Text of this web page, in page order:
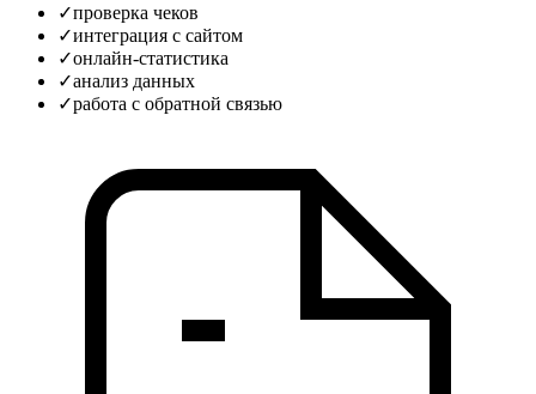
✓проверка чеков
✓интеграция с сайтом
✓онлайн-статистика
✓анализ данных
✓работа с обратной связью